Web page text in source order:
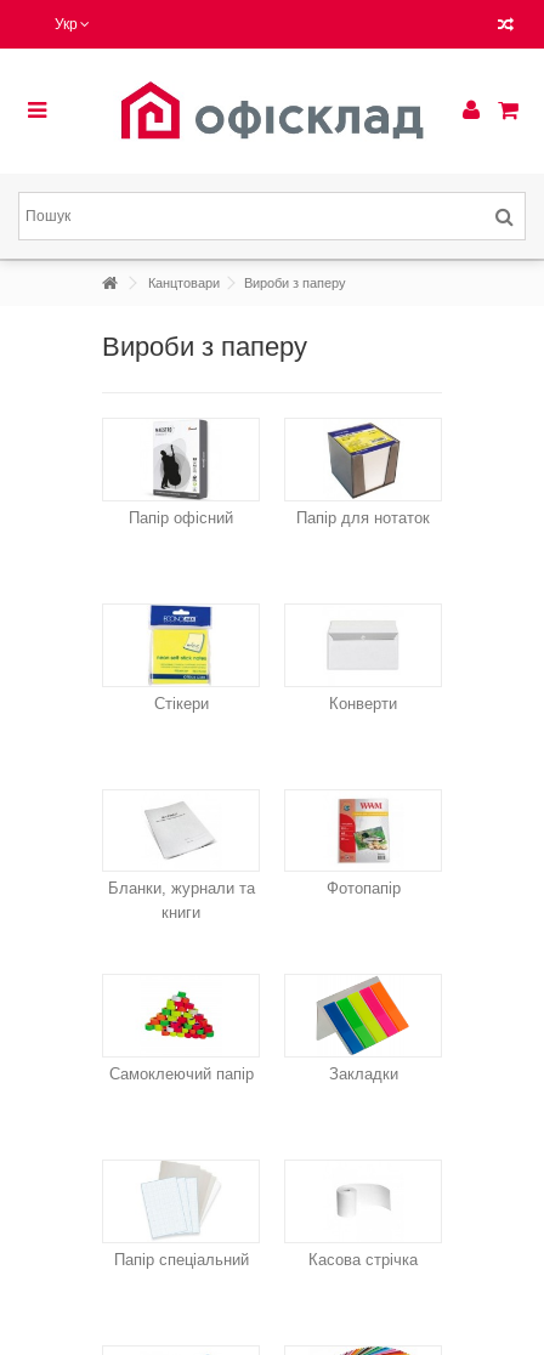
Укр
Канцтовари Вироби з паперу
Вироби з паперу
Папір офісний Папір для нотаток
Стікери Конверти
Бланки, журнали та
книги
Фотопапір
Самоклеючий папір Закладки
Папір спеціальний Касова стрічка